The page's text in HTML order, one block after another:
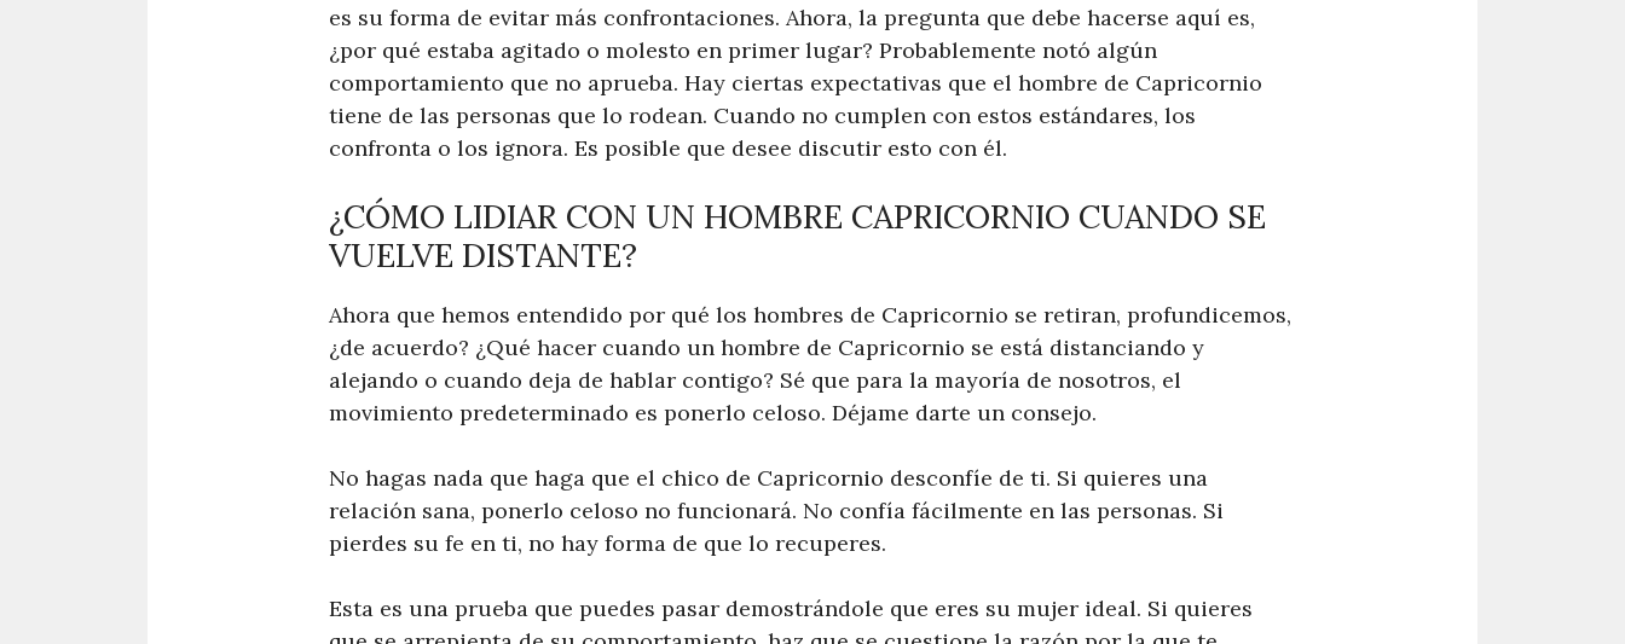
es su forma de evitar más confrontaciones. Ahora, la pregunta que debe hacerse aquí es,
¿por qué estaba agitado o molesto en primer lugar? Probablemente notó algún
comportamiento que no aprueba. Hay ciertas expectativas que el hombre de Capricornio
tiene de las personas que lo rodean. Cuando no cumplen con estos estándares, los
confronta o los ignora. Es posible que desee discutir esto con él.
¿CÓMO LIDIAR CON UN HOMBRE CAPRICORNIO CUANDO SE
VUELVE DISTANTE?
Ahora que hemos entendido por qué los hombres de Capricornio se retiran, profundicemos,
¿de acuerdo? ¿Qué hacer cuando un hombre de Capricornio se está distanciando y
alejando o cuando deja de hablar contigo? Sé que para la mayoría de nosotros, el
movimiento predeterminado es ponerlo celoso. Déjame darte un consejo.
No hagas nada que haga que el chico de Capricornio desconfíe de ti. Si quieres una
relación sana, ponerlo celoso no funcionará. No confía fácilmente en las personas. Si
pierdes su fe en ti, no hay forma de que lo recuperes.
Esta es una prueba que puedes pasar demostrándole que eres su mujer ideal. Si quieres